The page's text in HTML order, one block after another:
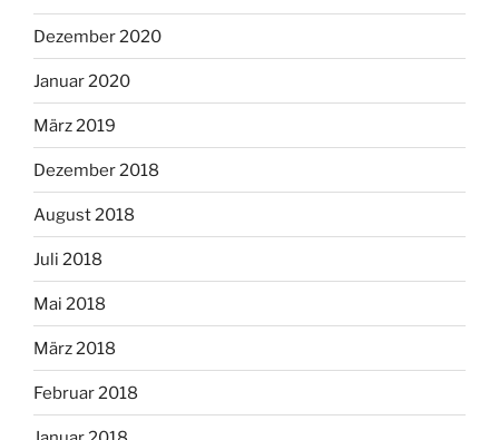
Dezember 2020
Januar 2020
März 2019
Dezember 2018
August 2018
Juli 2018
Mai 2018
März 2018
Februar 2018